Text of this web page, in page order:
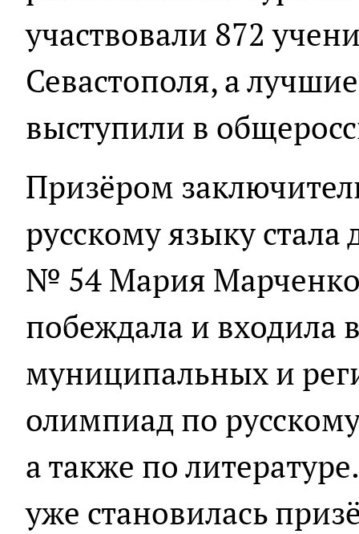
участвовали 872
Севастополя, а
выступили в
Призёром
русскому языку
№ 54 Мария
побеждала и входила
муниципальных и
олимпиад по
а также по
уже становилась